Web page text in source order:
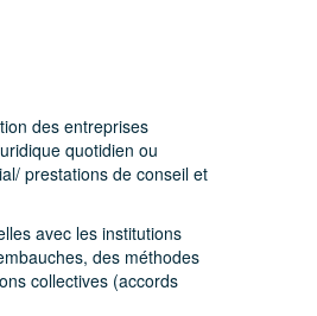
des entreprises
quotidien ou
prestations de conseil et
avec les institutions
des méthodes
collectives (accords